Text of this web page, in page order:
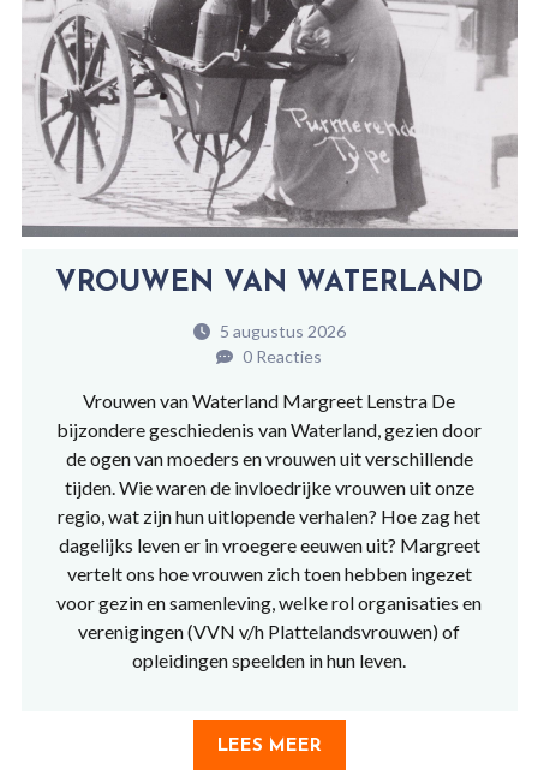
VROUWEN VAN WATERLAND
5 augustus 2026
0 Reacties
Vrouwen van Waterland Margreet Lenstra De
bijzondere geschiedenis van Waterland, gezien door
de ogen van moeders en vrouwen uit verschillende
tijden. Wie waren de invloedrijke vrouwen uit onze
regio, wat zijn hun uitlopende verhalen? Hoe zag het
dagelijks leven er in vroegere eeuwen uit? Margreet
vertelt ons hoe vrouwen zich toen hebben ingezet
voor gezin en samenleving, welke rol organisaties en
verenigingen (VVN v/h Plattelandsvrouwen) of
opleidingen speelden in hun leven.
LEES MEER